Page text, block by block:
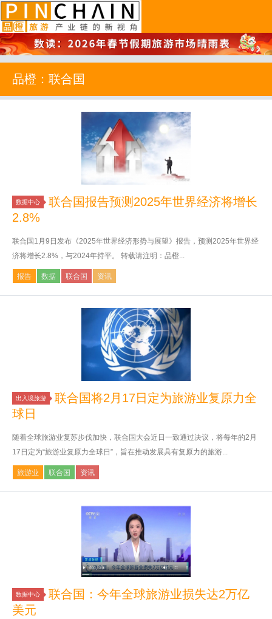
品橙旅游
品橙：联合国
数据中心
联合国报告预测2025年世界经济将增长
2.8%
联合国1月9日发布《2025年世界经济形势与展望》报告，预测2025年世界经
济将增长2.8%，与2024年持平。 转载请注明：品橙...
报告 数据 联合国 资讯
出入境旅游
联合国将2月17日定为旅游业复原力全
球日
随着全球旅游业复苏步伐加快，联合国大会近日一致通过决议，将每年的2月
17日定为“旅游业复原力全球日”，旨在推动发展具有复原力的旅游...
旅游业 联合国 资讯
数据中心
联合国：今年全球旅游业损失达2万亿
美元